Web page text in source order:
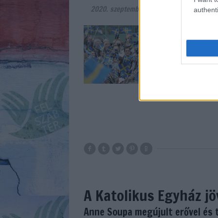
2020. szeptember 15. G. Bonifert Rita
től folytat (azóta
ritka, hogy
egyébként
A Katolikus Egyház
Anne Soupa megújult erővel